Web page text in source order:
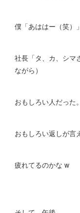
僕「あははー（笑）」
社長「タ、カ、シマ
ながら）
おもしろい人だった。
おもしろい返しが言
疲れてるのかな w